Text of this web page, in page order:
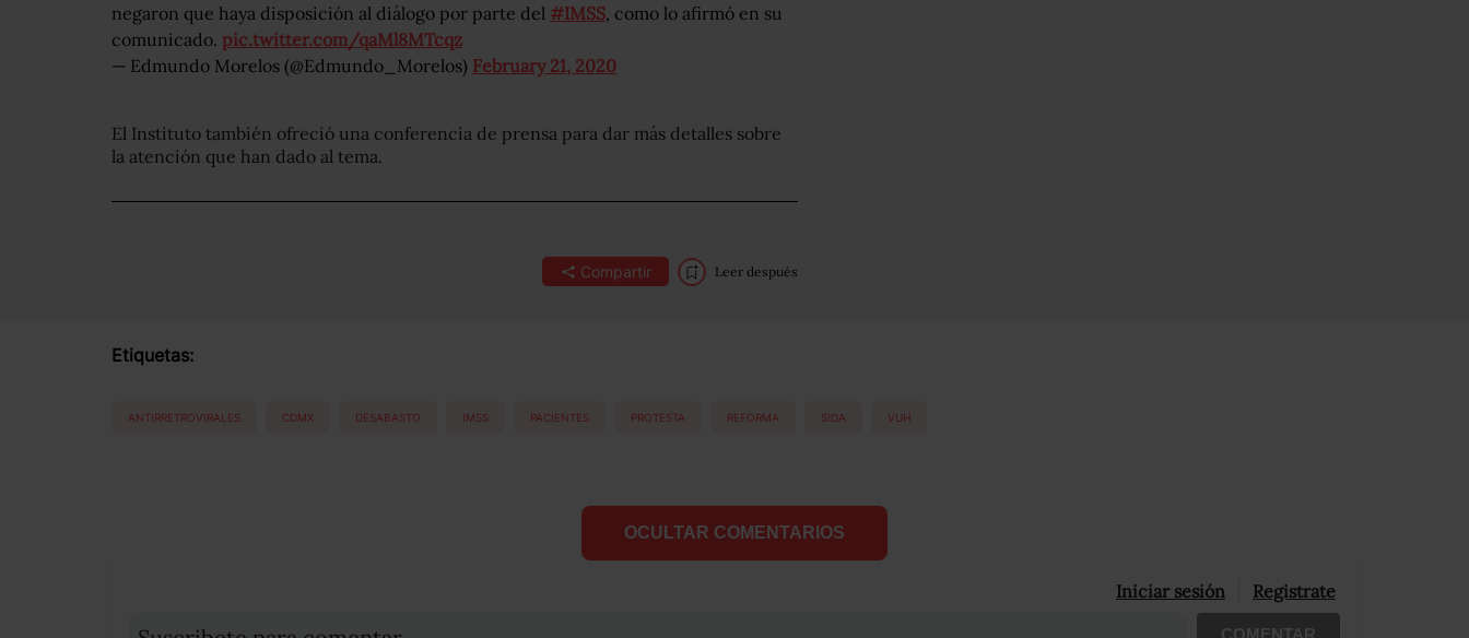
negaron que haya disposición al diálogo por parte del #IMSS, como lo afirmó en su
comunicado. pic.twitter.com/qaMl8MTcqz
— Edmundo Morelos (@Edmundo_Morelos) February 21, 2020
El Instituto también ofreció una conferencia de prensa para dar más detalles sobre
la atención que han dado al tema.
Compartir Leer después
Etiquetas:
ANTIRRETROVIRALES CDMX DESABASTO IMSS PACIENTES PROTESTA REFORMA SIDA VUH
OCULTAR COMENTARIOS
Iniciar sesión Registrate